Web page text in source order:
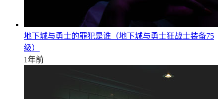
地下城与勇士的罪犯是谁（地下城与勇士狂战士装备75
级）
1年前